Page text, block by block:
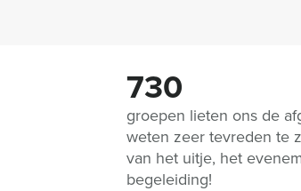
730
groepen lieten ons de
weten zeer tevreden te
van het uitje, het
begeleiding!